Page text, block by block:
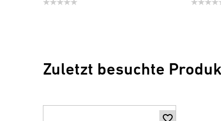
Zuletzt besuchte